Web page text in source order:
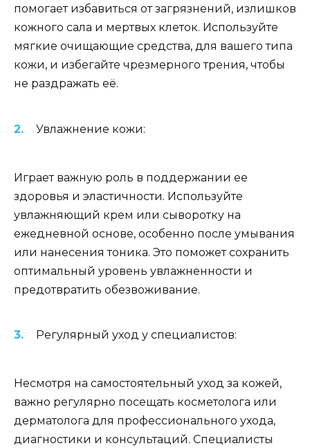
помогает избавиться от загрязнений, излишков
кожного сала и мертвых клеток. Используйте
мягкие очищающие средства, для вашего типа
кожи, и избегайте чрезмерного трения, чтобы
не раздражать её.
Увлажнение кожи:
Играет важную роль в поддержании ее
здоровья и эластичности. Используйте
увлажняющий крем или сыворотку на
ежедневной основе, особенно после умывания
или нанесения тоника. Это поможет сохранить
оптимальный уровень увлажненности и
предотвратить обезвоживание.
Регулярный уход у специалистов:
Несмотря на самостоятельный уход за кожей,
важно регулярно посещать косметолога или
дерматолога для профессионального ухода,
диагностики и консультаций. Специалисты